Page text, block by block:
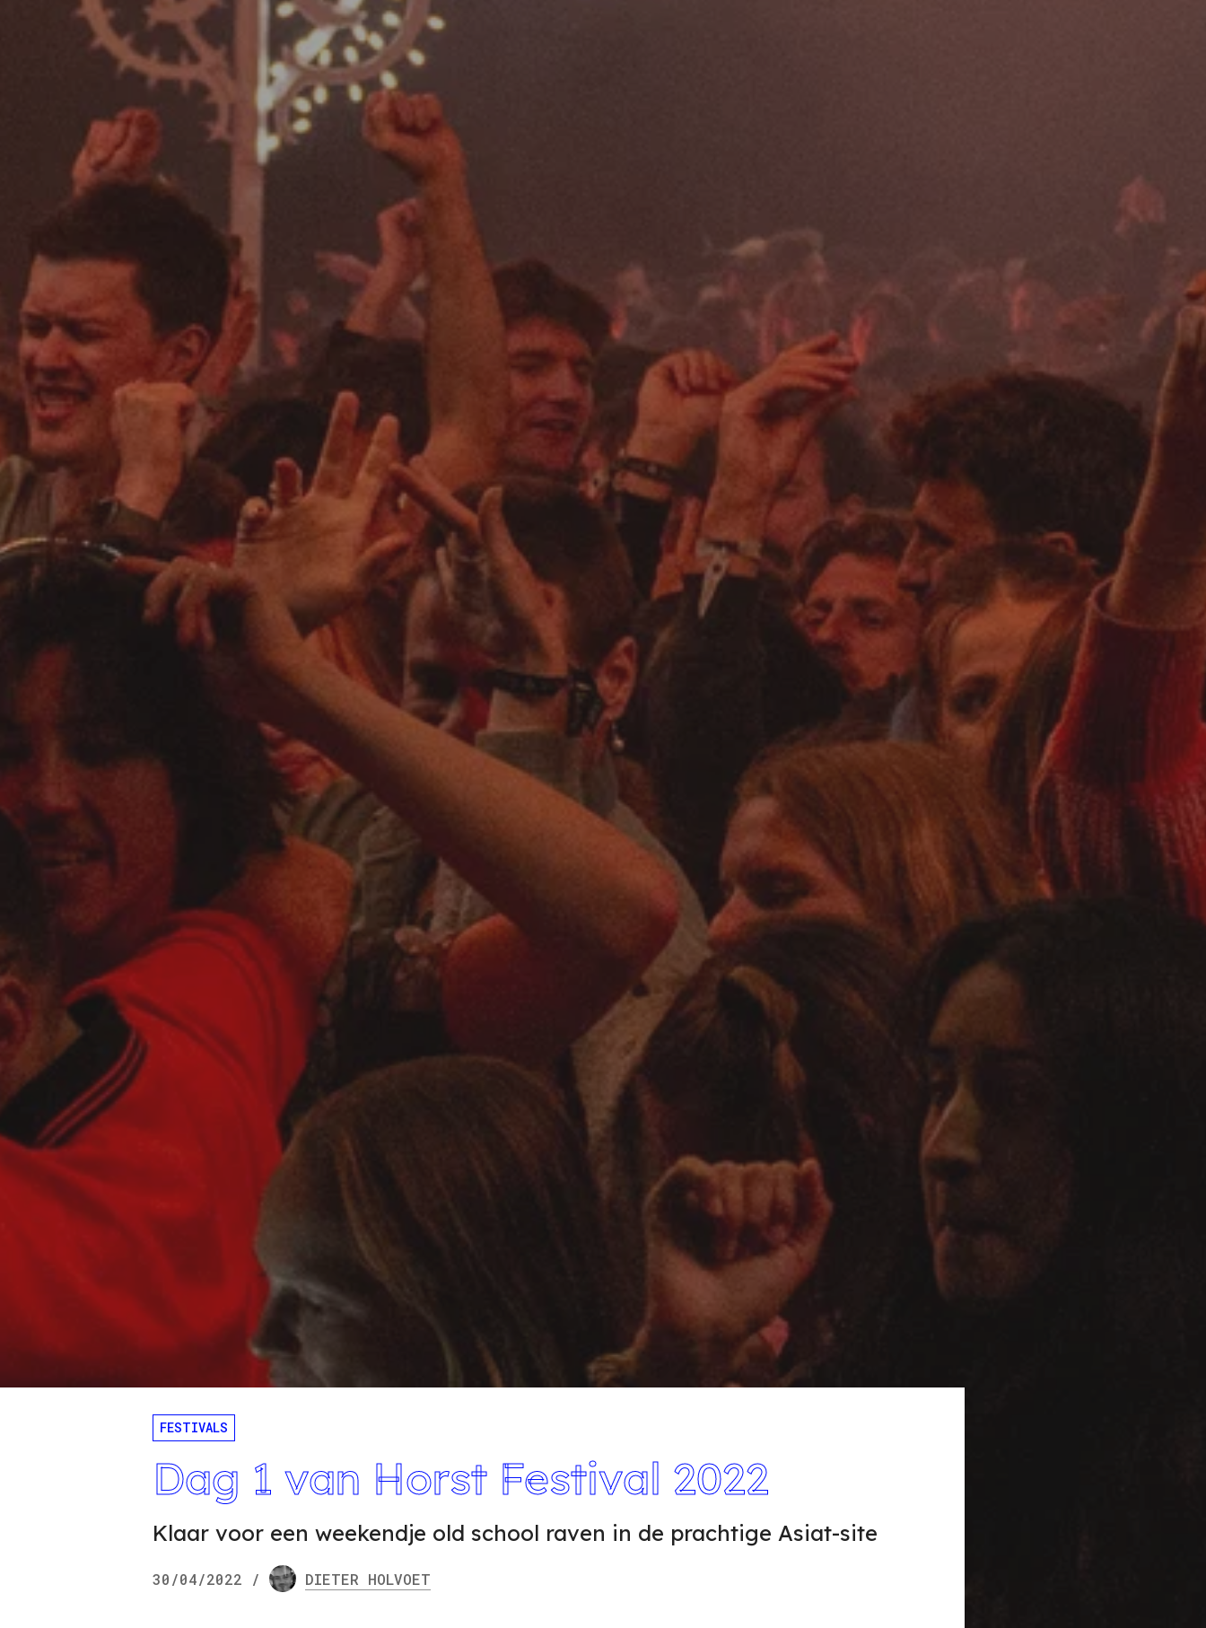
FESTIVALS
Dag 1 van Horst Festival 2022
Klaar voor een weekendje old school raven in de prachtige Asiat-site
30/04/2022 / DIETER HOLVOET